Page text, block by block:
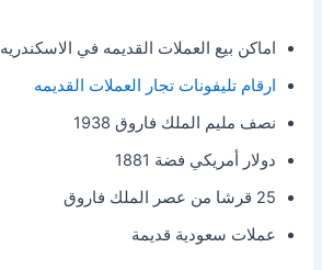
اماكن بيع العملات القديمه في الاسكندريه
ارقام تليفونات تجار العملات القديمه
نصف مليم الملك فاروق 1938
دولار أمريكي فضة 1881
25 قرشا من عصر الملك فاروق
عملات سعودية قديمة